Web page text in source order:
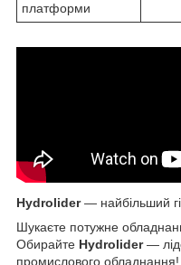
платформи
Hydrolider— найбільший
Шукаєте потужне
Обирайте Hydrolider—
промислового обладнання!